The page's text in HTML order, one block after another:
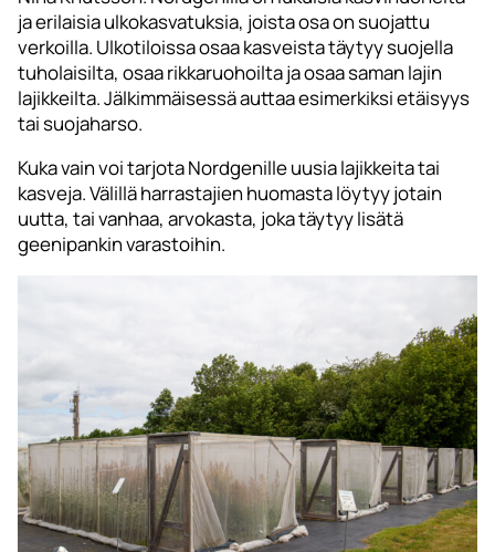
ja erilaisia ulkokasvatuksia, joista osa on suojattu
verkoilla. Ulkotiloissa osaa kasveista täytyy suojella
tuholaisilta, osaa rikkaruohoilta ja osaa saman lajin
lajikkeilta. Jälkimmäisessä auttaa esimerkiksi etäisyys
tai suojaharso.
Kuka vain voi tarjota Nordgenille uusia lajikkeita tai
kasveja. Välillä harrastajien huomasta löytyy jotain
uutta, tai vanhaa, arvokasta, joka täytyy lisätä
geenipankin varastoihin.